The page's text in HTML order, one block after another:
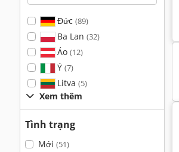
Đức (89)
Ba Lan (32)
Áo (12)
Ý (7)
Litva (5)
Xem thêm
Tình trạng
Mới (51)
Panhans 261